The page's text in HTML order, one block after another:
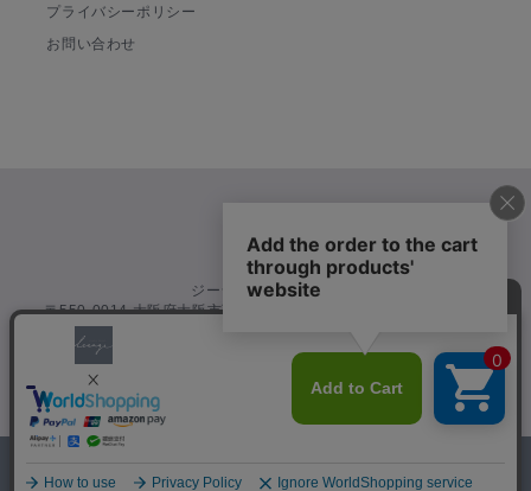
プライバシーポリシー
お問い合わせ
ジーシックス株式会社
〒550-0014 大阪府大阪市西区北堀江 1-1-18 四ツ橋イーストビル
7F ザナチュラルビューティクリニック四ツ橋院内
〒104-0061 東京都中央区銀座 6-14-8
Copyright©
Reserved.